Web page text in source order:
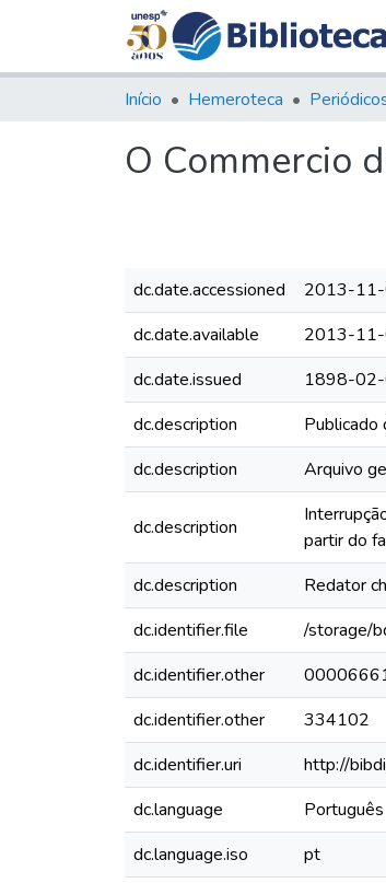
Início Hemeroteca
O Commercio
dc.date.accessioned
2013-
dc.date.available
2013-
dc.date.issued
1898-
dc.description
dc.description
Arquivo
dc.description
partir do
dc.description Redator
dc.identifier.file
/storage/
dc.identifier.other
dc.identifier.other
334102
dc.identifier.uri
http://
dc.language
Português
dc.language.iso
pt